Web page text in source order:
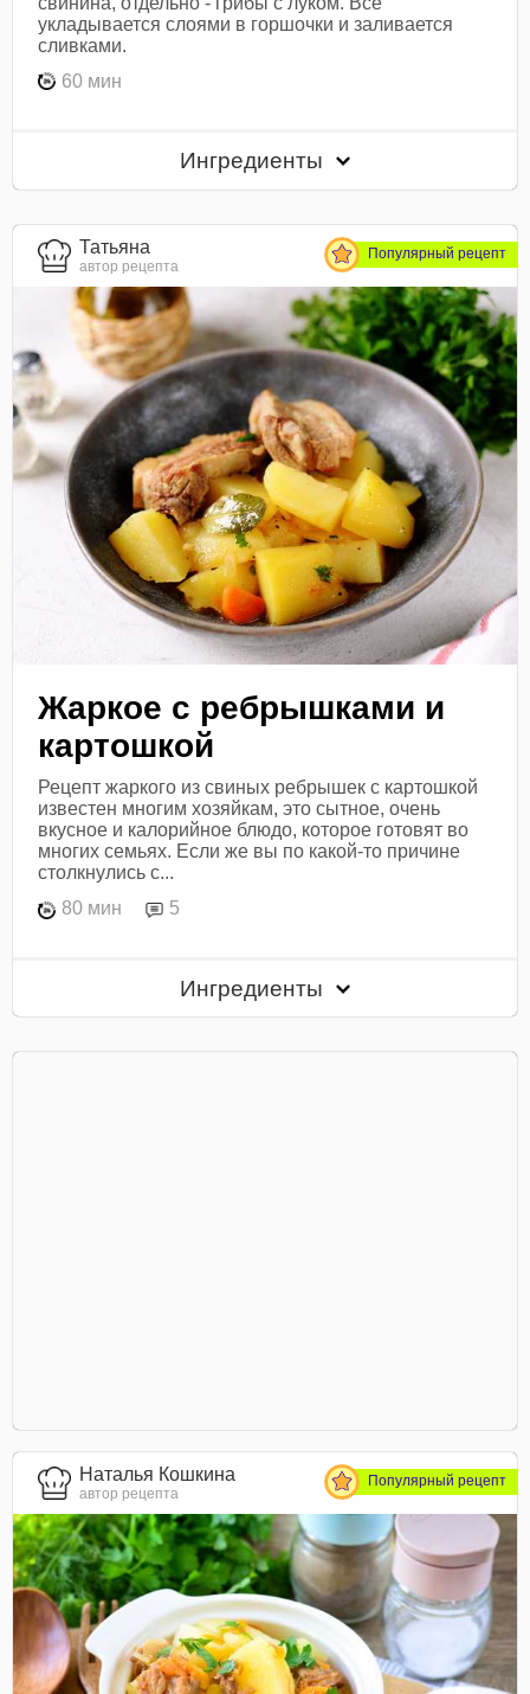
укладывается слоями в горшочки и заливается
сливками.
60 мин
Ингредиенты
Татьяна
автор рецепта
Популярный рецепт
Жаркое с ребрышками и
картошкой
Рецепт жаркого из свиных ребрышек с картошкой
известен многим хозяйкам, это сытное, очень
вкусное и калорийное блюдо, которое готовят во
многих семьях. Если же вы по какой-то причине
столкнулись с...
80 мин
5
Ингредиенты
Наталья Кошкина
автор рецепта
Популярный рецепт